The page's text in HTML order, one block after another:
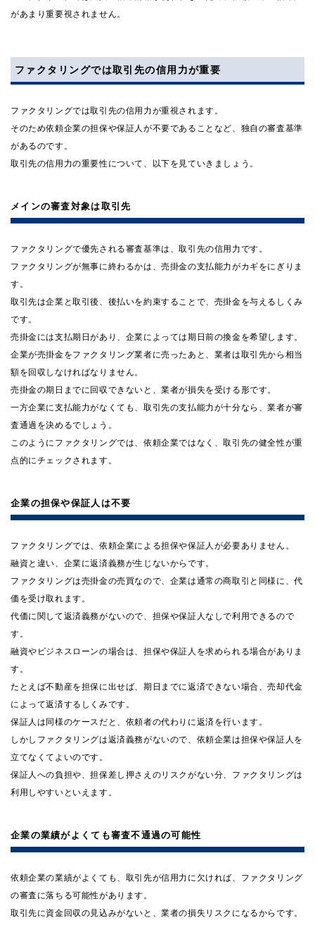
があまり重要視されません。
ファクタリングでは取引先の信用力が重要
ファクタリングでは取引先の信用力が重視されます。
そのため依頼企業の担保や保証人が不要であることなど、独自の審査基準
があるのです。
取引先の信用力の重要性について、以下を見ていきましょう。
メインの審査対象は取引先
ファクタリングで優先される審査基準は、取引先の信用力です。
ファクタリングが無事に終わるかは、売掛金の支払能力がカギをにぎりま
す。
取引先は企業と取引後、後払いを約束することで、売掛金を与えるしくみ
です。
売掛金には支払期日があり、企業によっては期日前の換金を希望します。
企業が売掛金をファクタリング業者に売ったあと、業者は取引先から相当
額を回収しなければなりません。
売掛金の期日までに回収できないと、業者が損失を受ける形です。
一方企業に支払能力がなくても、取引先の支払能力が十分なら、業者が審
査通過を決めるでしょう。
このようにファクタリングでは、依頼企業ではなく、取引先の健全性が重
点的にチェックされます。
企業の担保や保証人は不要
ファクタリングでは、依頼企業による担保や保証人が必要ありません。
融資と違い、企業に返済義務が生じないからです。
ファクタリングは売掛金の売買なので、企業は通常の商取引と同様に、代
価を受け取れます。
代価に関して返済義務がないので、担保や保証人なしで利用できるので
す。
融資やビジネスローンの場合は、担保や保証人を求められる場合がありま
す。
たとえば不動産を担保に出せば、期日までに返済できない場合、売却代金
によって返済するしくみです。
保証人は同様のケースだと、依頼者の代わりに返済を行います。
しかしファクタリングは返済義務がないので、依頼企業は担保や保証人を
立てなくてよいのです。
保証人への負担や、担保差し押さえのリスクがない分、ファクタリングは
利用しやすいといえます。
企業の業績がよくても審査不通過の可能性
依頼企業の業績がよくても、取引先が信用力に欠ければ、ファクタリング
の審査に落ちる可能性があります。
取引先に資金回収の見込みがないと、業者の損失リスクになるからです。